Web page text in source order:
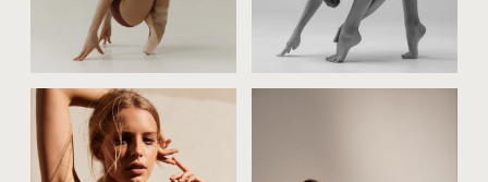
спортсменом?
а если я не в идеальной
форме? стыдно раздеться
даже в спортзале.